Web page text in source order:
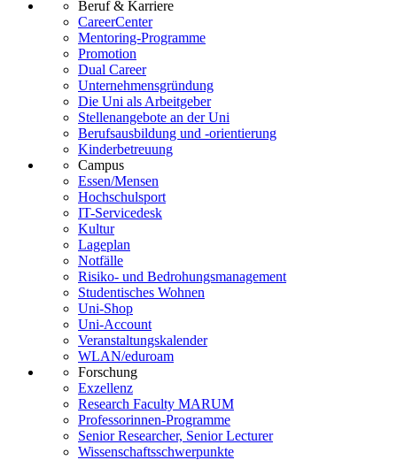
Beruf & Karriere
CareerCenter
Mentoring-Programme
Promotion
Dual Career
Unternehmensgründung
Die Uni als Arbeitgeber
Stellenangebote an der Uni
Berufsausbildung und -orientierung
Kinderbetreuung
Campus
Essen/Mensen
Hochschulsport
IT-Servicedesk
Kultur
Lageplan
Notfälle
Risiko- und Bedrohungsmanagement
Studentisches Wohnen
Uni-Shop
Uni-Account
Veranstaltungskalender
WLAN/eduroam
Forschung
Exzellenz
Research Faculty MARUM
Professorinnen-Programme
Senior Researcher, Senior Lecturer
Wissenschaftsschwerpunkte